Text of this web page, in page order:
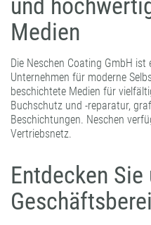
FORMATBESCHICHTUNGEN
KOMPETENZ UND QUALITÄT
Medien
Die Neschen Coating GmbH
Unternehmen für moderne
beschichtete Medien für
Buchschutz und -reparatur,
Beschichtungen. Neschen
Vertriebsnetz.
Entdecken Sie